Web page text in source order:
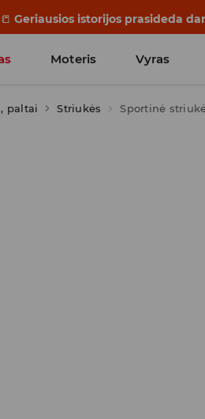
📒 Geriausios istorijos prasideda
Moteris Vyras
paltai Striukės Sportinė